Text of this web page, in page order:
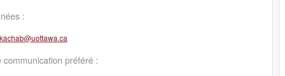
:
kachab@uottawa.ca
communication préféré :